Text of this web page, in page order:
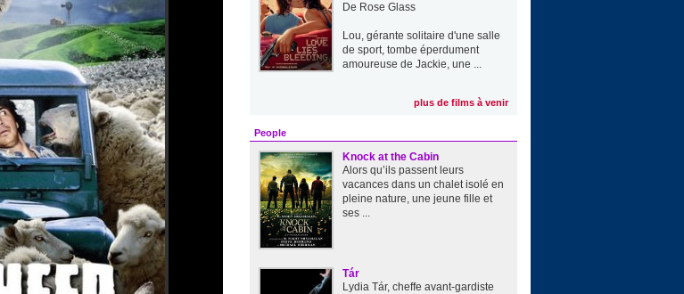
De Rose Glass
Lou, gérante solitaire d'une salle
de sport, tombe éperdument
amoureuse de Jackie, une ...
plus de films à venir
People
Knock at the Cabin
Alors qu’ils passent leurs
vacances dans un chalet isolé en
pleine nature, une jeune fille et
ses ...
Tár
Lydia Tár, cheffe avant-gardiste